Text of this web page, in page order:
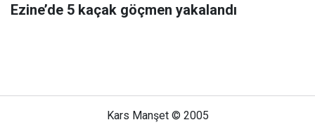
Ezine’de 5 kaçak göçmen yakalandı
Kars Manşet © 2005